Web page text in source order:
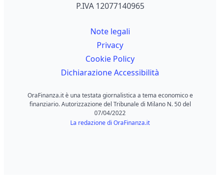
P.IVA 12077140965
Note legali
Privacy
Cookie Policy
Dichiarazione Accessibilità
OraFinanza.it è una testata giornalistica a tema economico e
finanziario. Autorizzazione del Tribunale di Milano N. 50 del
07/04/2022
La redazione di OraFinanza.it